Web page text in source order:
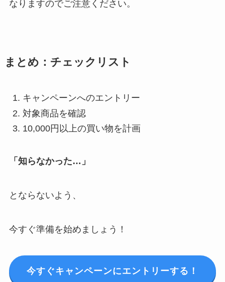
なりますのでご注意ください。
まとめ：チェックリスト
キャンペーンへのエントリー
対象商品を確認
10,000円以上の買い物を計画
「知らなかった…」
とならないよう、
今すぐ準備を始めましょう！
今すぐキャンペーンにエントリーする！